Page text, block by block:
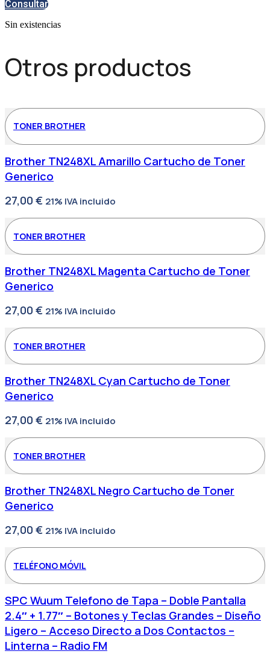
Consultar
Sin existencias
Otros productos
TONER BROTHER
Brother TN248XL Amarillo Cartucho de Toner
Generico
27,00 € 21% IVA incluido
TONER BROTHER
Brother TN248XL Magenta Cartucho de Toner
Generico
27,00 € 21% IVA incluido
TONER BROTHER
Brother TN248XL Cyan Cartucho de Toner
Generico
27,00 € 21% IVA incluido
TONER BROTHER
Brother TN248XL Negro Cartucho de Toner
Generico
27,00 € 21% IVA incluido
TELÉFONO MÓVIL
SPC Wuum Telefono de Tapa – Doble Pantalla
2.4″ + 1.77″ – Botones y Teclas Grandes – Diseño
Ligero – Acceso Directo a Dos Contactos –
Linterna – Radio FM